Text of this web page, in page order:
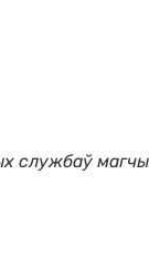
службаў